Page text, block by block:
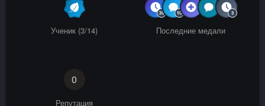
Ученик (3/14) Последние медали
0
Репутация